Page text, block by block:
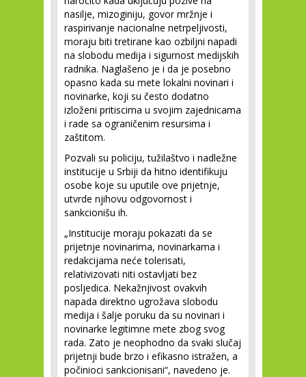
nasilje, mizoginiju, govor mržnje i
raspirivanje nacionalne netrpeljivosti,
moraju biti tretirane kao ozbiljni napadi
na slobodu medija i sigurnost medijskih
radnika. Naglašeno je i da je posebno
opasno kada su mete lokalni novinari i
novinarke, koji su često dodatno
izloženi pritiscima u svojim zajednicama
i rade sa ograničenim resursima i
zaštitom.
Pozvali su policiju, tužilaštvo i nadležne
institucije u Srbiji da hitno identifikuju
osobe koje su uputile ove prijetnje,
utvrde njihovu odgovornost i
sankcionišu ih.
„Institucije moraju pokazati da se
prijetnje novinarima, novinarkama i
redakcijama neće tolerisati,
relativizovati niti ostavljati bez
posljedica. Nekažnjivost ovakvih
napada direktno ugrožava slobodu
medija i šalje poruku da su novinari i
novinarke legitimne mete zbog svog
rada. Zato je neophodno da svaki slučaj
prijetnji bude brzo i efikasno istražen, a
počinioci sankcionisani“, navedeno je.